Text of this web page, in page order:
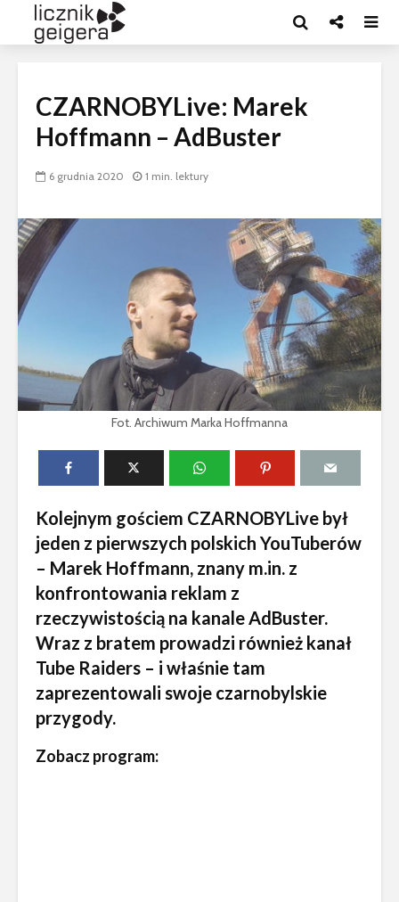
CZARNOBYLive: Marek
Hoffmann – AdBuster
6 grudnia 2020 1 min. lektury
Fot. Archiwum Marka Hoffmanna
Kolejnym gościem CZARNOBYLive był
jeden z pierwszych polskich YouTuberów
– Marek Hoffmann, znany m.in. z
konfrontowania reklam z
rzeczywistością na kanale AdBuster.
Wraz z bratem prowadzi również kanał
Tube Raiders – i właśnie tam
zaprezentowali swoje czarnobylskie
przygody.
Zobacz program: